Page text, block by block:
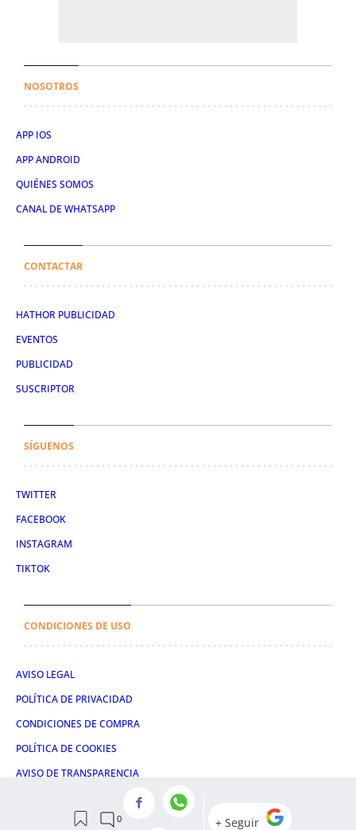
NOSOTROS
APP IOS
APP ANDROID
QUIÉNES SOMOS
CANAL DE WHATSAPP
CONTACTAR
HATHOR PUBLICIDAD
EVENTOS
PUBLICIDAD
SUSCRIPTOR
SÍGUENOS
TWITTER
FACEBOOK
INSTAGRAM
TIKTOK
CONDICIONES DE USO
AVISO LEGAL
POLÍTICA DE PRIVACIDAD
CONDICIONES DE COMPRA
POLÍTICA DE COOKIES
AVISO DE TRANSPARENCIA